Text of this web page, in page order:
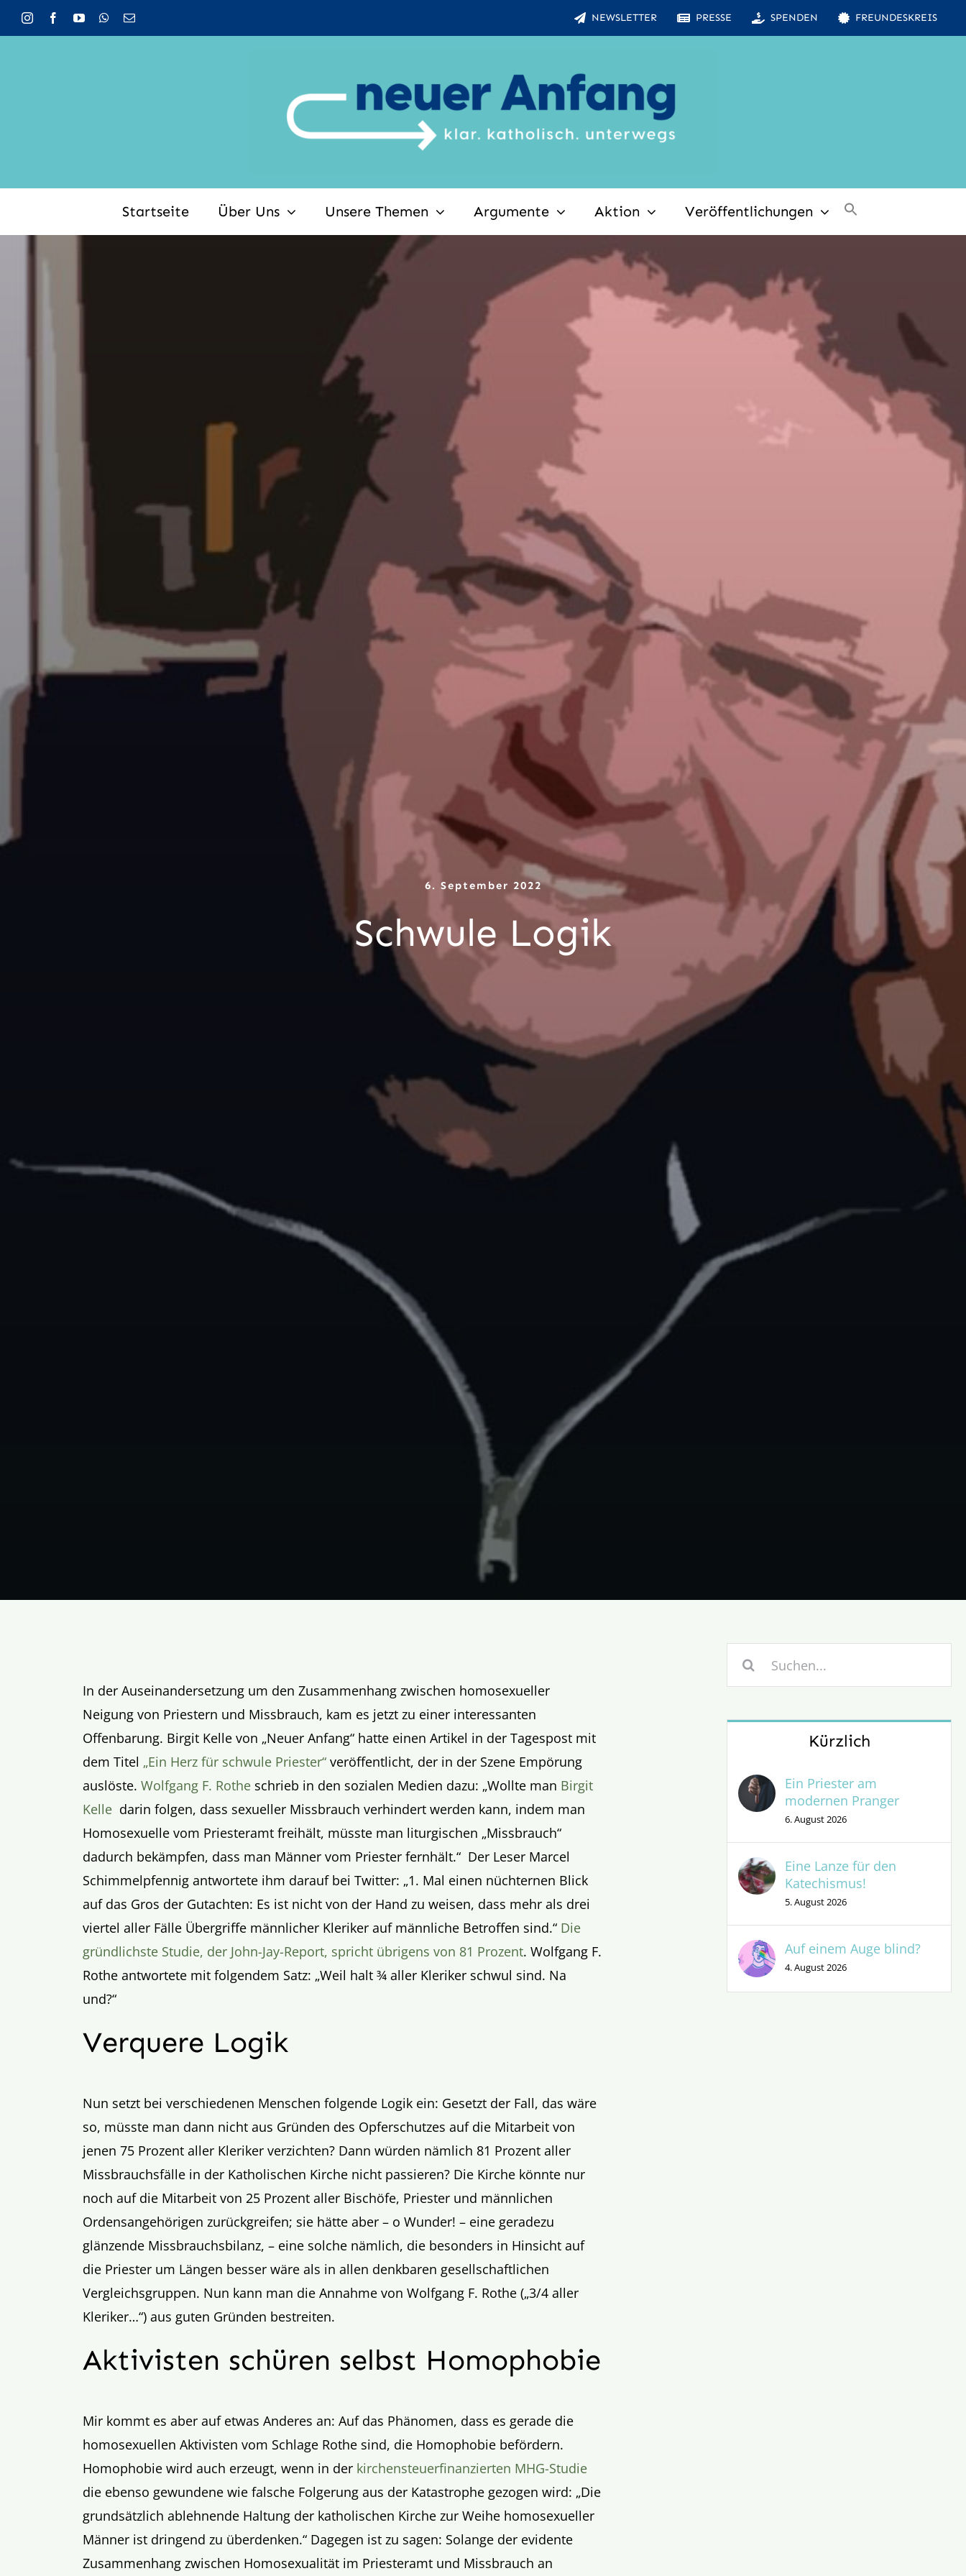
Zum
Inhalt
NEWSLETTER PRESSE SPENDEN FREUNDESKREIS
Startseite Über Uns Unsere Themen Argumente Aktion Veröffentlichungen
6. September 2022
Schwule Logik
In der Auseinandersetzung um den Zusammenhang zwischen homosexueller
Neigung von Priestern und Missbrauch, kam es jetzt zu einer interessanten
Offenbarung. Birgit Kelle von „Neuer Anfang“ hatte einen Artikel in der Tagespost mit
dem Titel „Ein Herz für schwule Priester“ veröffentlicht, der in der Szene Empörung
auslöste.Wolfgang F. Rothe schrieb in den sozialen Medien dazu: „Wollte man Birgit
Kelle darin folgen, dass sexueller Missbrauch verhindert werden kann, indem man
Homosexuelle vom Priesteramt freihält, müsste man liturgischen „Missbrauch“
dadurch bekämpfen, dass man Männer vom Priester fernhält.“ Der Leser Marcel
Schimmelpfennig antwortete ihm darauf bei Twitter: „1. Mal einen nüchternen Blick
auf das Gros der Gutachten: Es ist nicht von der Hand zu weisen, dass mehr als drei
viertel aller Fälle Übergriffe männlicher Kleriker auf männliche Betroffen sind.“ Die
gründlichste Studie, der John-Jay-Report, spricht übrigens von 81 Prozent. Wolfgang F.
Rothe antwortete mit folgendem Satz: „Weil halt ¾ aller Kleriker schwul sind. Na
und?“
Verquere Logik
Nun setzt bei verschiedenen Menschen folgende Logik ein: Gesetzt der Fall, das wäre
so, müsste man dann nicht aus Gründen des Opferschutzes auf die Mitarbeit von
jenen 75 Prozent aller Kleriker verzichten? Dann würden nämlich 81 Prozent aller
Missbrauchsfälle in der Katholischen Kirche nicht passieren? Die Kirche könnte nur
noch auf die Mitarbeit von 25 Prozent aller Bischöfe, Priester und männlichen
Ordensangehörigen zurückgreifen; sie hätte aber – o Wunder! – eine geradezu
glänzende Missbrauchsbilanz, – eine solche nämlich, die besonders in Hinsicht auf
die Priester um Längen besser wäre als in allen denkbaren gesellschaftlichen
Vergleichsgruppen. Nun kann man die Annahme von Wolfgang F. Rothe („3/4 aller
Kleriker…“) aus guten Gründen bestreiten.
Aktivisten schüren selbst Homophobie
Mir kommt es aber auf etwas Anderes an: Auf das Phänomen, dass es gerade die
homosexuellen Aktivisten vom Schlage Rothe sind, die Homophobie befördern.
Homophobie wird auch erzeugt, wenn in der kirchensteuerfinanzierten MHG-Studie
die ebenso gewundene wie falsche Folgerung aus der Katastrophe gezogen wird: „Die
grundsätzlich ablehnende Haltung der katholischen Kirche zur Weihe homosexueller
Männer ist dringend zu überdenken.“ Dagegen ist zu sagen: Solange der evidente
Zusammenhang zwischen Homosexualität im Priesteramt und Missbrauch an
nach:
Kürzlich
Ein Priester am
modernen Pranger
6. August 2026
Eine Lanze für den
Katechismus!
5. August 2026
Auf einem Auge blind?
4. August 2026